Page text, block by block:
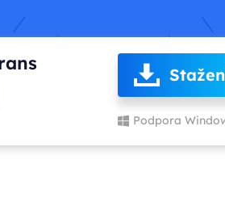
Podpora